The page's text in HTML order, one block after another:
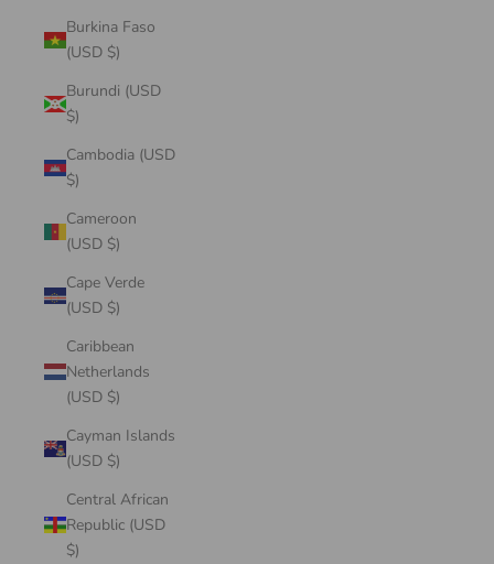
Burkina Faso
(USD $)
Burundi (USD
$)
Cambodia (USD
$)
Cameroon
(USD $)
Cape Verde
(USD $)
Caribbean
Netherlands
(USD $)
Cayman Islands
(USD $)
Central African
Republic (USD
$)